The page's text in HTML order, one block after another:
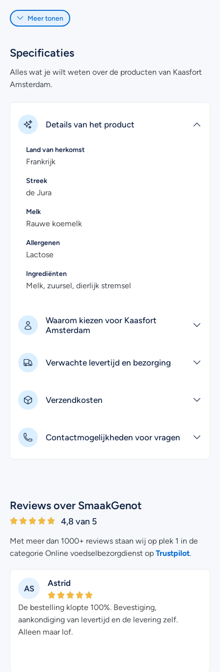
geven. Gedurende de rijping keren wij de kaas wekelijks
tonen.
Meer tonen
Specificaties
Alles wat je wilt weten over de producten van Kaasfort
Amsterdam.
Details van het product
Land van herkomst
Frankrijk
Streek
de Jura
Melk
Rauwe koemelk
Allergenen
Lactose
Ingrediënten
Melk, zuursel, dierlijk stremsel
Waarom kiezen voor Kaasfort
Amsterdam
Verwachte levertijd en bezorging
Verzendkosten
Contactmogelijkheden voor vragen
Reviews over SmaakGenot
4,8 van 5
Met meer dan 1000+ reviews staan wij op plek 1 in de
categorie Online voedselbezorgdienst op Trustpilot
klopte 100%. Bevestiging,
van levertijd en de levering zelf.
nu gegeten en